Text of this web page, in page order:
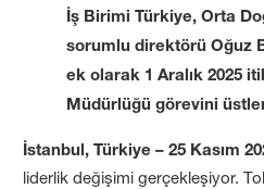
İş Birimi Türkiye, Orta
sorumlu direktörü Oğuz
ek olarak 1 Aralık 2025
Müdürlüğü görevini
İstanbul, Türkiye – 25 Kasım
liderlik değişimi gerçekleşiyor.